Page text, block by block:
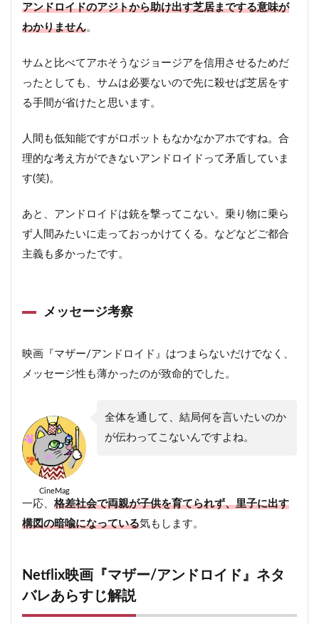
アンドロイドのアジトから助け出す芝居までする意味が
わかりません。
サムと比べてアホそうなジョージアを信用させるためだ
ったとしても、サムは必要ないので先に殺せば芝居をす
る手間が省けたと思います。
人間も低知能ですがロボットもなかなかアホですね。合
理的な考え方ができないアンドロイドって矛盾していま
す(笑)。
あと、アンドロイドは銃を撃ってこない。乗り物に乗ら
ず人間みたいに走っておっかけてくる。などなどご都合
主義も多かったです。
メッセージ考察
映画『マザー/アンドロイド』はつまらないだけでなく、
メッセージ性も薄かったのが致命的でした。
CineMag
全体を通して、結局何を言いたいのか
が伝わってこないんですよね。
一応、 格差社会で両親が子供を育てられず、里子に出す
構図の暗喩になっている気もします。
Netflix映画『マザー/アンドロイド』ネタ
バレあらすじ解説